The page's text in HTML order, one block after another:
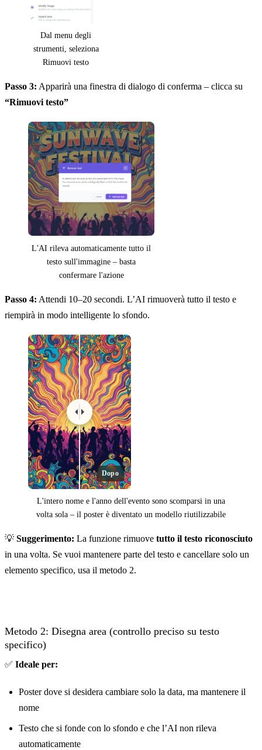
Dal menu degli
strumenti, seleziona
Rimuovi testo
Passo 3: Apparirà una finestra di dialogo di conferma – clicca su
“Rimuovi testo”
L'AI rileva automaticamente tutto il
testo sull'immagine – basta
confermare l'azione
Passo 4: Attendi 10–20 secondi. L’AI rimuoverà tutto il testo e
riempirà in modo intelligente lo sfondo.
Dopo
L'intero nome e l'anno dell'evento sono scomparsi in una
volta sola – il poster è diventato un modello riutilizzabile
💡 Suggerimento: La funzione rimuove tutto il testo riconosciuto
in una volta. Se vuoi mantenere parte del testo e cancellare solo un
elemento specifico, usa il metodo 2.
Metodo 2: Disegna area (controllo preciso su testo
specifico)
✅ Ideale per:
Poster dove si desidera cambiare solo la data, ma mantenere il
nome
Testo che si fonde con lo sfondo e che l’AI non rileva
automaticamente